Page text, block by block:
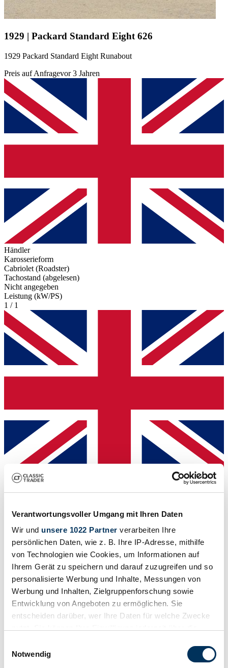
Verantwortungsvoller Umgang mit Ihren Daten
Wir und unsere 1022 Partner verarbeiten Ihre
persönlichen Daten, wie z. B. Ihre IP-Adresse, mithilfe
von Technologien wie Cookies, um Informationen auf
Ihrem Gerät zu speichern und darauf zuzugreifen und so
personalisierte Werbung und Inhalte, Messungen von
Werbung und Inhalten, Zielgruppenforschung sowie
Entwicklung von Angeboten zu ermöglichen. Sie
entscheiden darüber, wer Ihre Daten für welche Zwecke
Trigger Symbol ändern oder widerrufen
Notwendig
1929 | Packard Standard Eight 626
1929 Packard Standard Eight Runabout
Preis auf Anfragevor 3 Jahren
Händler
Karosserieform
Cabriolet (Roadster)
Tachostand (abgelesen)
Nicht angegeben
Leistung (kW/PS)
1 / 1
Händler
Händler